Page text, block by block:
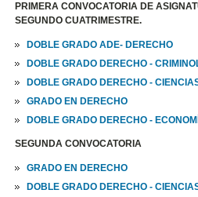
PRIMERA CONVOCATORIA DE
SEGUNDO CUATRIMESTRE.
DOBLE GRADO ADE- DERECHO
DOBLE GRADO DERECHO -
DOBLE GRADO DERECHO -
GRADO EN DERECHO
DOBLE GRADO DERECHO -
SEGUNDA CONVOCATORIA
GRADO EN DERECHO
DOBLE GRADO DERECHO -